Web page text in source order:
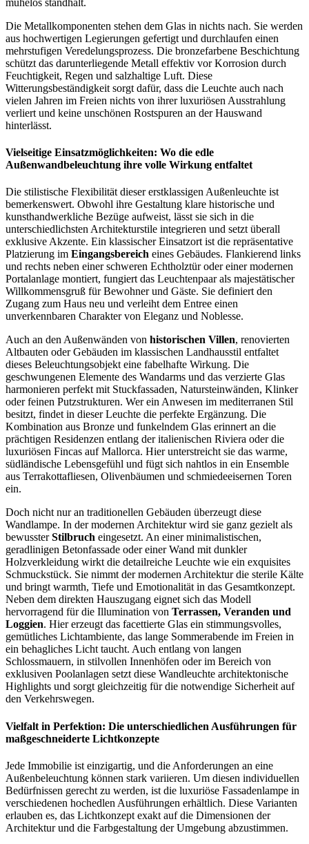
Die Metallkomponenten stehen dem Glas in nichts nach. Sie werden
aus hochwertigen Legierungen gefertigt und durchlaufen einen
mehrstufigen Veredelungsprozess. Die bronzefarbene Beschichtung
schützt das darunterliegende Metall effektiv vor Korrosion durch
Feuchtigkeit, Regen und salzhaltige Luft. Diese
Witterungsbeständigkeit sorgt dafür, dass die Leuchte auch nach
vielen Jahren im Freien nichts von ihrer luxuriösen Ausstrahlung
verliert und keine unschönen Rostspuren an der Hauswand
hinterlässt.
Vielseitige Einsatzmöglichkeiten: Wo die edle
Außenwandbeleuchtung ihre volle Wirkung entfaltet
Die stilistische Flexibilität dieser erstklassigen Außenleuchte ist
bemerkenswert. Obwohl ihre Gestaltung klare historische und
kunsthandwerkliche Bezüge aufweist, lässt sie sich in die
unterschiedlichsten Architekturstile integrieren und setzt überall
exklusive Akzente. Ein klassischer Einsatzort ist die repräsentative
Platzierung im Eingangsbereich eines Gebäudes. Flankierend links
und rechts neben einer schweren Echtholztür oder einer modernen
Portalanlage montiert, fungiert das Leuchtenpaar als majestätischer
Willkommensgruß für Bewohner und Gäste. Sie definiert den
Zugang zum Haus neu und verleiht dem Entree einen
unverkennbaren Charakter von Eleganz und Noblesse.
Auch an den Außenwänden von historischen Villen, renovierten
Altbauten oder Gebäuden im klassischen Landhausstil entfaltet
dieses Beleuchtungsobjekt eine fabelhafte Wirkung. Die
geschwungenen Elemente des Wandarms und das verzierte Glas
harmonieren perfekt mit Stuckfassaden, Natursteinwänden, Klinker
oder feinen Putzstrukturen. Wer ein Anwesen im mediterranen Stil
besitzt, findet in dieser Leuchte die perfekte Ergänzung. Die
Kombination aus Bronze und funkelndem Glas erinnert an die
prächtigen Residenzen entlang der italienischen Riviera oder die
luxuriösen Fincas auf Mallorca. Hier unterstreicht sie das warme,
südländische Lebensgefühl und fügt sich nahtlos in ein Ensemble
aus Terrakottafliesen, Olivenbäumen und schmiedeeisernen Toren
ein.
Doch nicht nur an traditionellen Gebäuden überzeugt diese
Wandlampe. In der modernen Architektur wird sie ganz gezielt als
bewussterStilbruch eingesetzt. An einer minimalistischen,
geradlinigen Betonfassade oder einer Wand mit dunkler
Holzverkleidung wirkt die detailreiche Leuchte wie ein exquisites
Schmuckstück. Sie nimmt der modernen Architektur die sterile Kälte
und bringt warmth, Tiefe und Emotionalität in das Gesamtkonzept.
Neben dem direkten Hauszugang eignet sich das Modell
hervorragend für die Illumination von Terrassen, Veranden und
Loggien. Hier erzeugt das facettierte Glas ein stimmungsvolles,
gemütliches Lichtambiente, das lange Sommerabende im Freien in
ein behagliches Licht taucht. Auch entlang von langen
Schlossmauern, in stilvollen Innenhöfen oder im Bereich von
exklusiven Poolanlagen setzt diese Wandleuchte architektonische
Highlights und sorgt gleichzeitig für die notwendige Sicherheit auf
den Verkehrswegen.
Vielfalt in Perfektion: Die unterschiedlichen Ausführungen für
maßgeschneiderte Lichtkonzepte
Jede Immobilie ist einzigartig, und die Anforderungen an eine
Außenbeleuchtung können stark variieren. Um diesen individuellen
Bedürfnissen gerecht zu werden, ist die luxuriöse Fassadenlampe in
verschiedenen hochedlen Ausführungen erhältlich. Diese Varianten
erlauben es, das Lichtkonzept exakt auf die Dimensionen der
Architektur und die Farbgestaltung der Umgebung abzustimmen.